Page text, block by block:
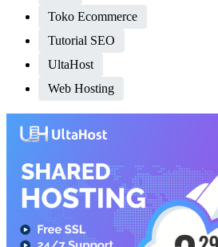
Toko Ecommerce
Tutorial SEO
UltaHost
Web Hosting